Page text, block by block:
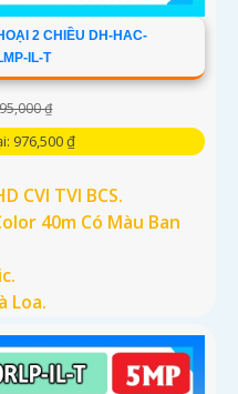
2 CHIỀU DH-HAC-
IL-T
₫
976,500 ₫
CVI TVI BCS.
40m Có Màu Ban
Loa.